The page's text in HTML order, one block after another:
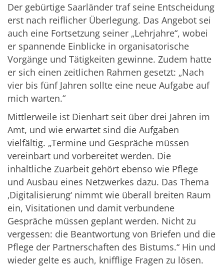
Der gebürtige Saarländer traf seine Entscheidung
erst nach reiflicher Überlegung. Das Angebot sei
auch eine Fortsetzung seiner „Lehrjahre“, wobei
er spannende Einblicke in organisatorische
Vorgänge und Tätigkeiten gewinne. Zudem hatte
er sich einen zeitlichen Rahmen gesetzt: „Nach
vier bis fünf Jahren sollte eine neue Aufgabe auf
mich warten.“
Mittlerweile ist Dienhart seit über drei Jahren im
Amt, und wie erwartet sind die Aufgaben
vielfältig. „Termine und Gespräche müssen
vereinbart und vorbereitet werden. Die
inhaltliche Zuarbeit gehört ebenso wie Pflege
und Ausbau eines Netzwerkes dazu. Das Thema
‚Digitalisierung‘ nimmt wie überall breiten Raum
ein, Visitationen und damit verbundene
Gespräche müssen geplant werden. Nicht zu
vergessen: die Beantwortung von Briefen und die
Pflege der Partnerschaften des Bistums.“ Hin und
wieder gelte es auch, knifflige Fragen zu lösen.